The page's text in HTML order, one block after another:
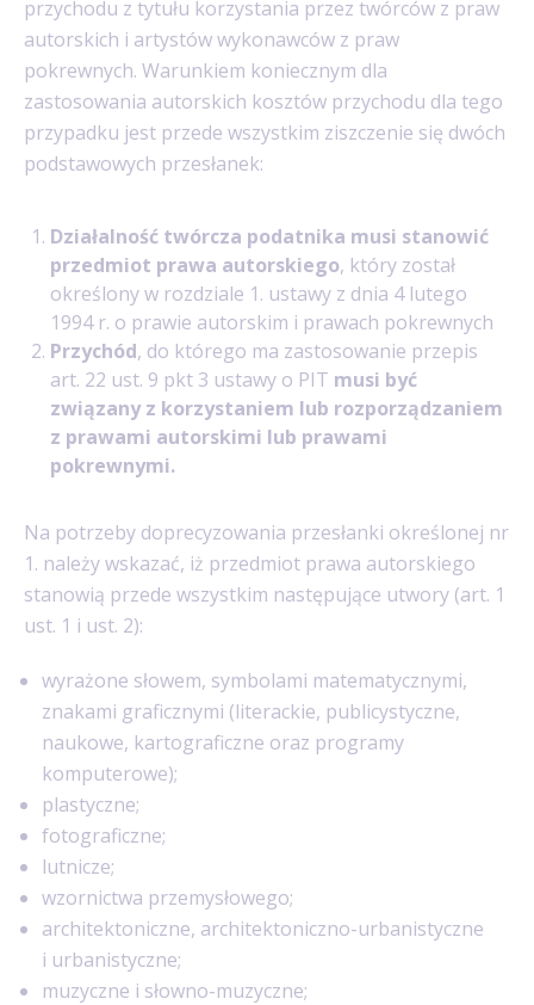
przychodu z tytułu korzystania przez twórców z praw
autorskich i artystów wykonawców z praw
pokrewnych. Warunkiem koniecznym dla
zastosowania autorskich kosztów przychodu dla tego
przypadku jest przede wszystkim ziszczenie się dwóch
podstawowych przesłanek:
Działalność twórcza podatnika musi stanowić
przedmiot prawa autorskiego, który został
określony w rozdziale 1. ustawy z dnia 4 lutego
1994 r. o prawie autorskim i prawach pokrewnych
Przychód, do którego ma zastosowanie przepis
art. 22 ust. 9 pkt 3 ustawy o PIT musi być
związany z korzystaniem lub rozporządzaniem
z prawami autorskimi lub prawami
pokrewnymi.
Na potrzeby doprecyzowania przesłanki określonej nr
1. należy wskazać, iż przedmiot prawa autorskiego
stanowią przede wszystkim następujące utwory (art. 1
ust. 1 i ust. 2):
wyrażone słowem, symbolami matematycznymi,
znakami graficznymi (literackie, publicystyczne,
naukowe, kartograficzne oraz programy
komputerowe);
plastyczne;
fotograficzne;
lutnicze;
wzornictwa przemysłowego;
architektoniczne, architektoniczno-urbanistyczne
i urbanistyczne;
muzyczne i słowno-muzyczne;